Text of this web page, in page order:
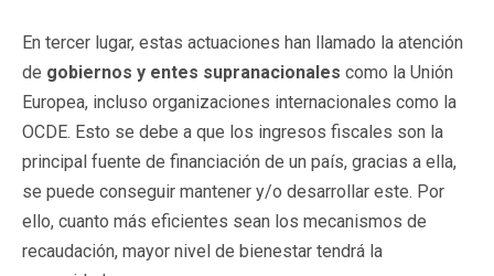
En tercer lugar, estas actuaciones han llamado la atención
de gobiernos y entes supranacionales como la Unión
Europea, incluso organizaciones internacionales como la
OCDE. Esto se debe a que los ingresos fiscales son la
principal fuente de financiación de un país, gracias a ella,
se puede conseguir mantener y/o desarrollar este. Por
ello, cuanto más eficientes sean los mecanismos de
recaudación, mayor nivel de bienestar tendrá la